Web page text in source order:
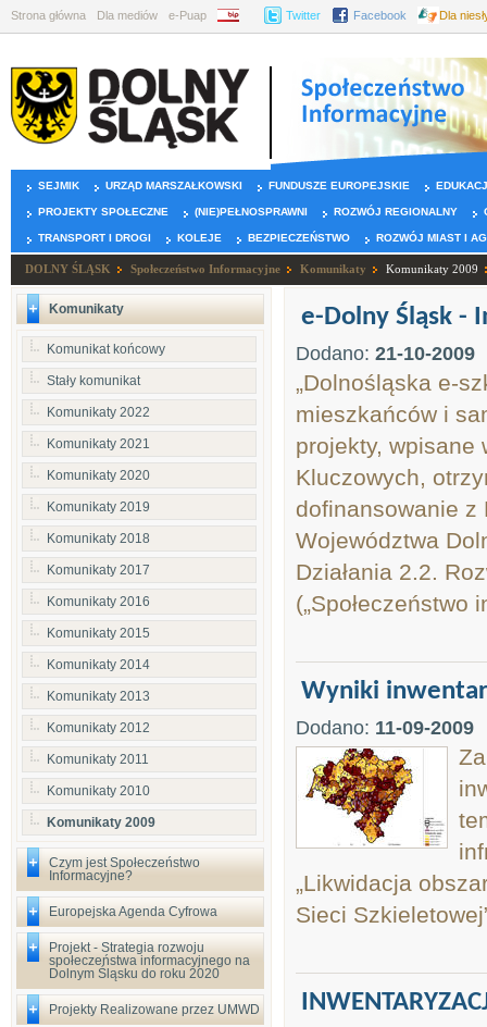
Strona główna Dla mediów e-Puap BIP Twitter Facebook Dla
SEJMIK URZĄD MARSZAŁKOWSKI FUNDUSZE EUROPEJSKIE
PROJEKTY SPOŁECZNE (NIE)PEŁNOSPRAWNI ROZWÓJ REGIONALNY
TRANSPORT I DROGI KOLEJE BEZPIECZEŃSTWO ROZWÓJ MIAST I
DOLNY ŚLĄSK Społeczeństwo Informacyjne Komunikaty Komunikaty 2009
Komunikaty
Komunikat końcowy
Stały komunikat
Komunikaty 2022
Komunikaty 2021
Komunikaty 2020
Komunikaty 2019
Komunikaty 2018
Komunikaty 2017
Komunikaty 2016
Komunikaty 2015
Komunikaty 2014
Komunikaty 2013
Komunikaty 2012
Komunikaty 2011
Komunikaty 2010
Komunikaty 2009
Czym jest Społeczeństwo
Informacyjne?
Europejska Agenda Cyfrowa
Projekt - Strategia rozwoju
społeczeństwa informacyjnego na
Dolnym Śląsku do roku 2020
Projekty Realizowane przez UMWD
e-Dolny Śląsk -
Dodano: 21-10-2009
„Dolnośląska e-
mieszkańców i
projekty, wpisane
Kluczowych,
dofinansowanie z
Województwa
Działania 2.2.
(„Społeczeństwo
Wyniki
Dodano: 11-09-2009
„Likwidacja
Sieci